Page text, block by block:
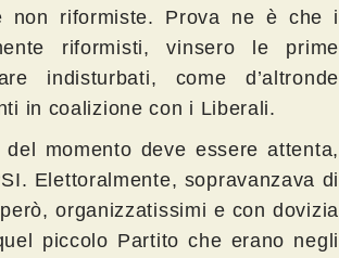
non riformiste. Prova ne è che i
riformisti, vinsero le prime
indisturbati, come d’altronde
in coalizione con i Liberali.
momento deve essere attenta,
Elettoralmente, sopravanzava di
organizzatissimi e con dovizia
piccolo Partito che erano negli